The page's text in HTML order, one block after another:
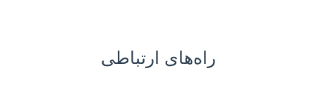
راه‌های ارتباطی